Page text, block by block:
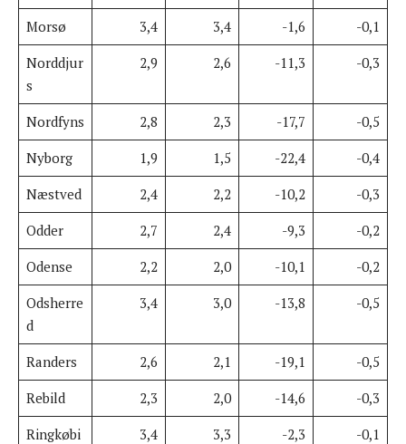
Morsø 3,4 3,4 -1,6
-0,1
Norddjur
s
2,9 2,6 -11,3 -0,3
Nordfyns 2,8 2,3 -17,7
-0,5
Nyborg
1,9 1,5 -22,4
-0,4
Næstved
2,4 2,2 -10,2
-0,3
Odder
2,7 2,4 -9,3
-0,2
Odense
2,2 2,0 -10,1
-0,2
Odsherre
d
3,4 3,0 -13,8 -0,5
Randers 2,6 2,1 -19,1
-0,5
Rebild
2,3 2,0 -14,6
-0,3
Ringkøbi
3,4 3,3 -2,3 -0,1